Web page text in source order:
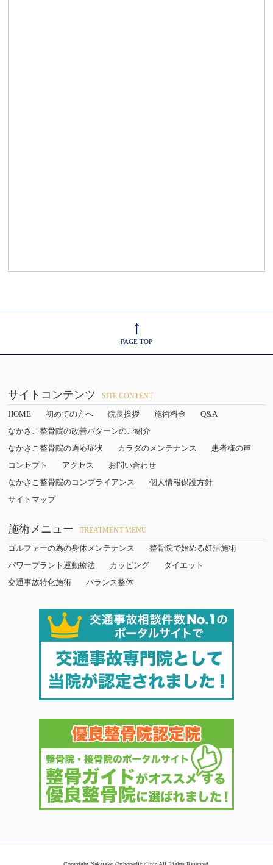
↑
PAGE TOP
サイトコンテンツ SITE CONTENT
HOME 初めての方へ 院長挨拶 施術料金
Q&A
なかさこ整骨院の改善パターンのご紹介
なかさこ整骨院の適応症状
カラダのメンテナンス
患者様の声
コンセプト
アクセス
お問い合わせ
なかさこ整骨院のコンプライアンス
個人情報保護方針
サイトマップ
施術メニュー TREATMENT MENU
ゴルファーの為の身体メンテナンス
整骨院で始める妊活施術
パワープラント運動療法
カッピング
ダイエット
交通事故特化施術
バランス整体